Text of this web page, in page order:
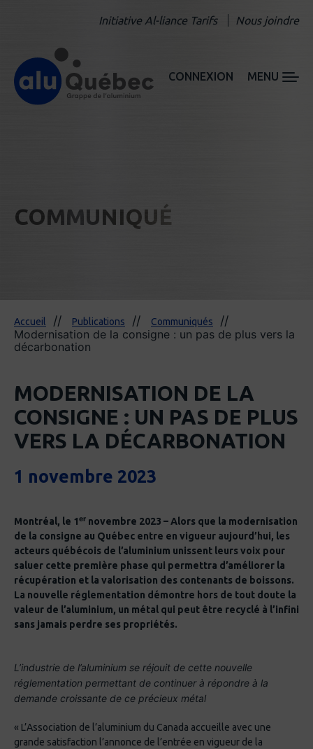
Initiative Al-liance Tarifs Nous joindre
CONNEXION MENU
COMMUNIQUÉ
Accueil Publications Communiqués
Modernisation de la consigne : un pas de plus vers la
décarbonation
MODERNISATION DE LA
CONSIGNE : UN PAS DE PLUS
VERS LA DÉCARBONATION
1 novembre 2023
Montréal, le 1er novembre 2023 – Alors que la modernisation
de la consigne au Québec entre en vigueur aujourd’hui, les
acteurs québécois de l’aluminium unissent leurs voix pour
saluer cette première phase qui permettra d’améliorer la
récupération et la valorisation des contenants de boissons.
La nouvelle réglementation démontre hors de tout doute la
valeur de l’aluminium, un métal qui peut être recyclé à l’infini
sans jamais perdre ses propriétés.
L’industrie de l’aluminium se réjouit de cette nouvelle
réglementation permettant de continuer à répondre à la
demande croissante de ce précieux métal
« L’Association de l’aluminium du Canada accueille avec une
grande satisfaction l’annonce de l’entrée en vigueur de la